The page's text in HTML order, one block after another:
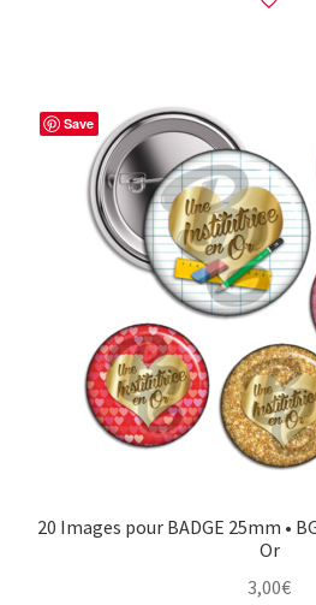
Save
20 Images pour BADGE 25mm •
Or
3,00€